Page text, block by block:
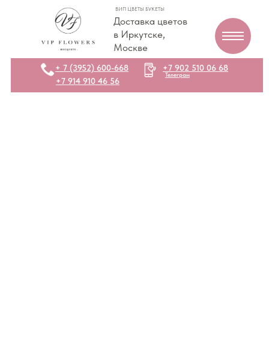
Доставка цветов
в Иркутске,
Москве
ВИП ЦВЕТЫ БУКЕТЫ
+7 914 910 46 56
+7 902 510 06 68
Телеграм
+ 7 (3952) 600-668